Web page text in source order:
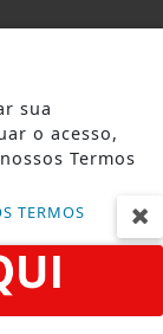
sua
o acesso,
Termos
TERMOS